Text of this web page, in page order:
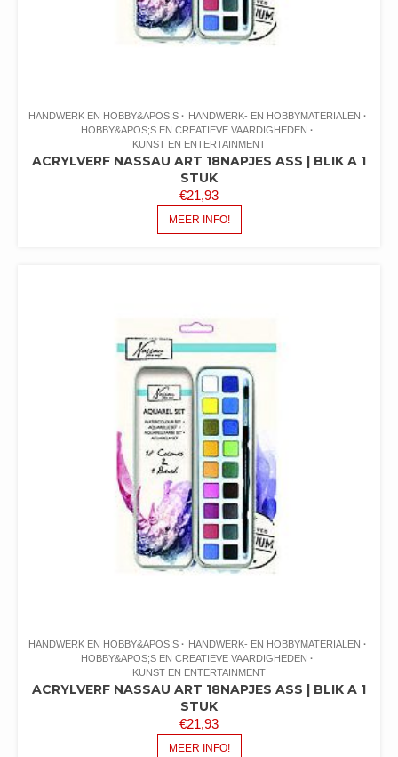
HANDWERK EN HOBBY&APOS;S
HANDWERK- EN HOBBYMATERIALEN
HOBBY&APOS;S EN CREATIEVE VAARDIGHEDEN
KUNST EN ENTERTAINMENT
ACRYLVERF NASSAU ART 18NAPJES ASS | BLIK A 1
STUK
€21,93
MEER INFO!
HANDWERK EN HOBBY&APOS;S
HANDWERK- EN HOBBYMATERIALEN
HOBBY&APOS;S EN CREATIEVE VAARDIGHEDEN
KUNST EN ENTERTAINMENT
ACRYLVERF NASSAU ART 18NAPJES ASS | BLIK A 1
STUK
€21,93
MEER INFO!